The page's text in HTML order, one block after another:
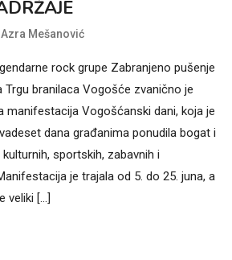
Azra Mešanović
rock grupe Zabranjeno pušenje
branilaca Vogošće zvanično je
manifestacija Vogošćanski dani, koja je
dana građanima ponudila bogat i
sportskih, zabavnih i
je trajala od 5. do 25. juna, a
veliki […]